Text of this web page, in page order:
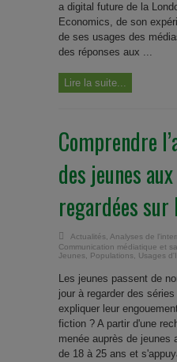
a digital future de la
Economics, de son
de ses usages des
des réponses aux ...
Lire la suite...
Comprendre
des jeunes
regardées
Actualités, Analyses de
Communication médiatique et
Jeunes, Populations, Usages
Les jeunes passent de
jour à regarder des
expliquer leur
fiction ? A partir d'une
menée auprès de jeunes
de 18 à 25 ans et